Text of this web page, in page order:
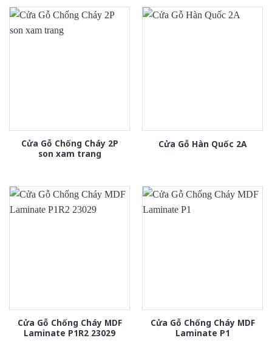
Cửa Gỗ Chống Cháy 2P
son xam trang
Cửa Gỗ Hàn Quốc 2A
Cửa Gỗ Chống Cháy MDF
Laminate P1R2 23029
Cửa Gỗ Chống Cháy MDF
Laminate P1